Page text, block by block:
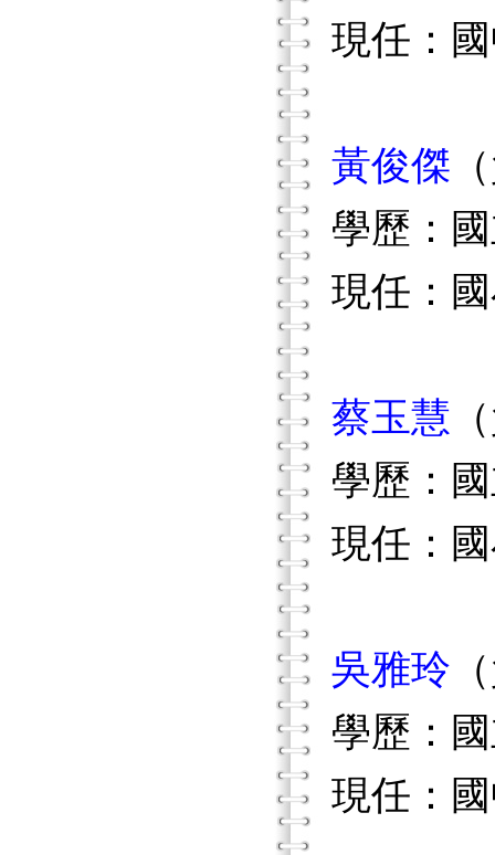
現任：
黃俊傑
學歷：
現任：
蔡玉慧
學歷：
現任：
吳雅玲
學歷：
現任：